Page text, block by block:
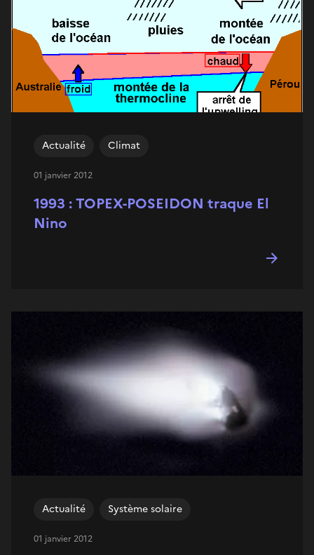
1993 : TOPEX-POSEIDON traque El
Nino
Actualité Climat
01 janvier 2012
Actualité Système solaire
01 janvier 2012